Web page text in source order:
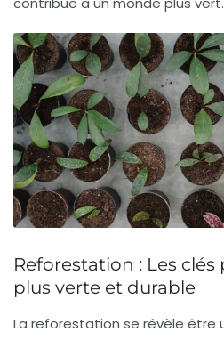
Reforestation : Les
plus verte et durable
La reforestation se révèle être